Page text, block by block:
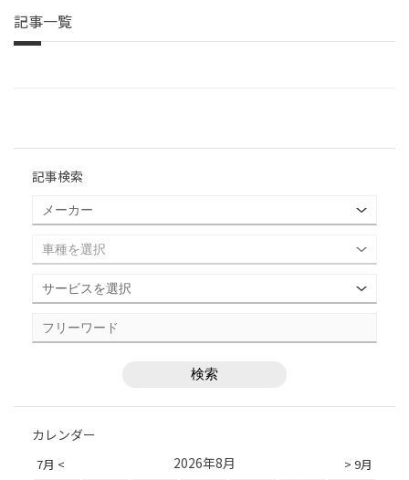
記事一覧
記事検索
カレンダー
7月 < > 9月
2026年8月